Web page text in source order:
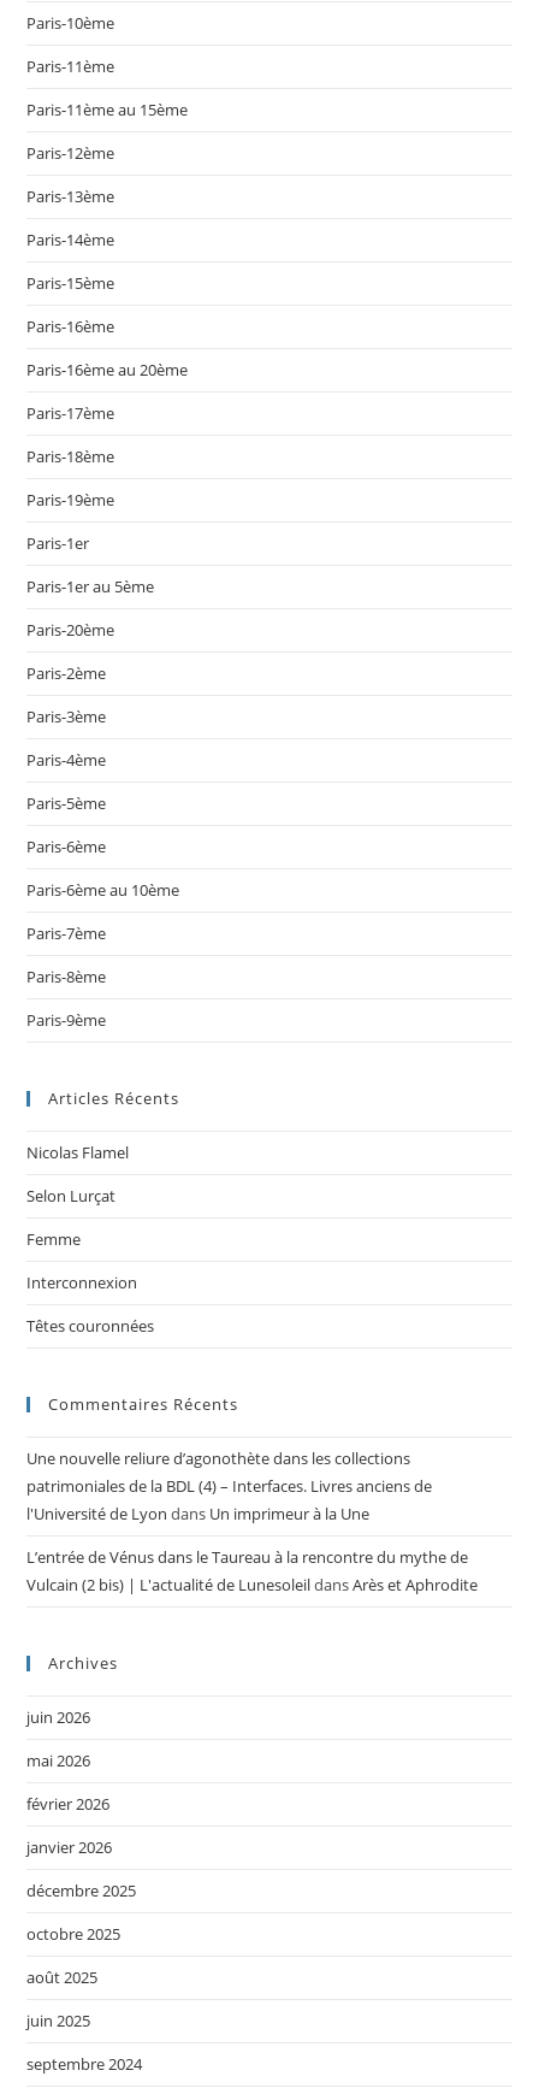
Paris-10ème
Paris-11ème
Paris-11ème au 15ème
Paris-12ème
Paris-13ème
Paris-14ème
Paris-15ème
Paris-16ème
Paris-16ème au 20ème
Paris-17ème
Paris-18ème
Paris-19ème
Paris-1er
Paris-1er au 5ème
Paris-20ème
Paris-2ème
Paris-3ème
Paris-4ème
Paris-5ème
Paris-6ème
Paris-6ème au 10ème
Paris-7ème
Paris-8ème
Paris-9ème
Articles Récents
Nicolas Flamel
Selon Lurçat
Femme
Interconnexion
Têtes couronnées
Commentaires Récents
Une nouvelle reliure d’agonothète dans les collections
patrimoniales de la BDL (4) – Interfaces. Livres anciens de
l'Université de Lyon dans Un imprimeur à la Une
L’entrée de Vénus dans le Taureau à la rencontre du mythe de
Vulcain (2 bis) | L'actualité de LunesoleildansArès et Aphrodite
Archives
juin 2026
mai 2026
février 2026
janvier 2026
décembre 2025
octobre 2025
août 2025
juin 2025
septembre 2024